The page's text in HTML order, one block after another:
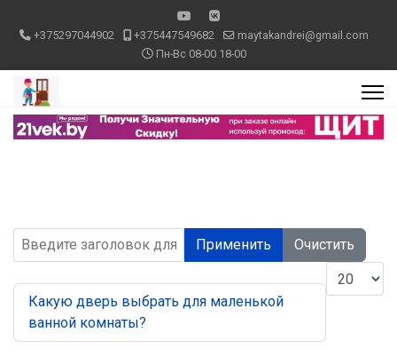
+375297044902 +375447549682
maytakandrei@gmail.com
Пн-Вс 08-00 18-00
Введите заголовок для поиска...Применить
Очистить
Кол-во
Какую дверь выбрать для маленькой
ванной комнаты?